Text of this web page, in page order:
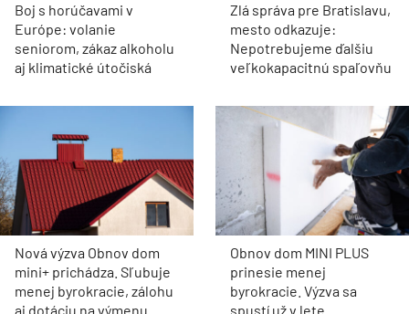
Boj s horúčavami v
Európe: volanie
seniorom, zákaz alkoholu
aj klimatické útočiská
Zlá správa pre Bratislavu,
mesto odkazuje:
Nepotrebujeme ďalšiu
veľkokapacitnú spaľovňu
Nová výzva Obnov dom
mini+ prichádza. Sľubuje
menej byrokracie, zálohu
aj dotáciu na výmenu
Obnov dom MINI PLUS
prinesie menej
byrokracie. Výzva sa
spustí už v lete